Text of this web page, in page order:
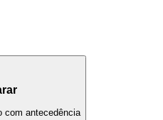
com antecedência